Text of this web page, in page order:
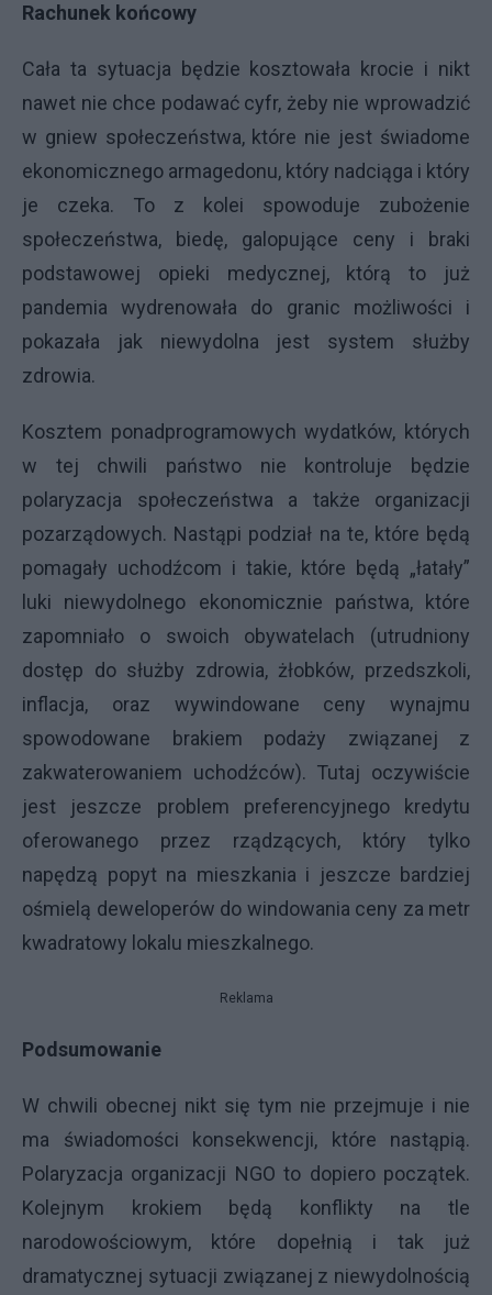
Rachunek końcowy
Cała ta sytuacja będzie kosztowała krocie i nikt
nawet nie chce podawać cyfr, żeby nie wprowadzić
w gniew społeczeństwa, które nie jest świadome
ekonomicznego armagedonu, który nadciąga i który
je czeka. To z kolei spowoduje zubożenie
społeczeństwa, biedę, galopujące ceny i braki
podstawowej opieki medycznej, którą to już
pandemia wydrenowała do granic możliwości i
pokazała jak niewydolna jest system służby
zdrowia.
Kosztem ponadprogramowych wydatków, których
w tej chwili państwo nie kontroluje będzie
polaryzacja społeczeństwa a także organizacji
pozarządowych. Nastąpi podział na te, które będą
pomagały uchodźcom i takie, które będą „łatały”
luki niewydolnego ekonomicznie państwa, które
zapomniało o swoich obywatelach (utrudniony
dostęp do służby zdrowia, żłobków, przedszkoli,
inflacja, oraz wywindowane ceny wynajmu
spowodowane brakiem podaży związanej z
zakwaterowaniem uchodźców). Tutaj oczywiście
jest jeszcze problem preferencyjnego kredytu
oferowanego przez rządzących, który tylko
napędzą popyt na mieszkania i jeszcze bardziej
ośmielą deweloperów do windowania ceny za metr
kwadratowy lokalu mieszkalnego.
Reklama
Podsumowanie
W chwili obecnej nikt się tym nie przejmuje i nie
ma świadomości konsekwencji, które nastąpią.
Polaryzacja organizacji NGO to dopiero początek.
Kolejnym krokiem będą konflikty na tle
narodowościowym, które dopełnią i tak już
dramatycznej sytuacji związanej z niewydolnością